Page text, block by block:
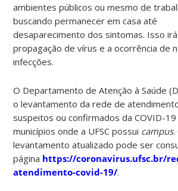
ambientes públicos ou mesmo de
buscando permanecer em casa até
desaparecimento dos sintomas. Isso
propagação de vírus e a ocorrência de
infecções.
O Departamento de Atenção à Saúde
o levantamento da rede de
suspeitos ou confirmados da COVID-19
municípios onde a UFSC possui campus.
levantamento atualizado pode ser
página https://coronavirus.ufsc.br/
atendimento-covid-19/.